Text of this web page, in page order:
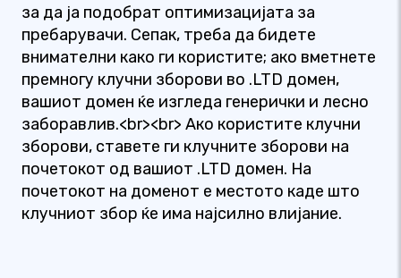
за да ја подобрат оптимизацијата за
пребарувачи. Сепак, треба да бидете
внимателни како ги користите; ако вметнете
премногу клучни зборови во .LTD домен,
вашиот домен ќе изгледа генерички и лесно
заборавлив.<br><br> Ако користите клучни
зборови, ставете ги клучните зборови на
почетокот од вашиот .LTD домен. На
почетокот на доменот е местото каде што
клучниот збор ќе има најсилно влијание.